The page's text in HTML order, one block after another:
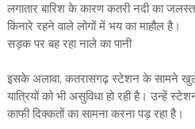
लगातार बारिश के कारण कतरी नदी का
किनारे रहने वाले लोगों में भय का माहौल है।
सड़क पर बह रहा नाले का पानी
इसके अलावा, कतरासगढ़ स्टेशन के सामने
यात्रियों को भी असुविधा हो रही है। उन्हें
काफी दिक्कतों का सामना करना पड़ रहा है।